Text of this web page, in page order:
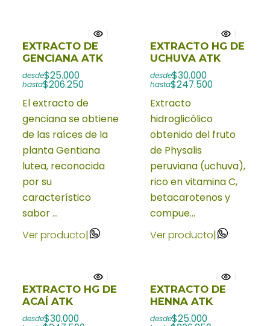
EXTRACTO DE
GENCIANA ATK
desde$25.000
hasta$206.250
El extracto de
genciana se obtiene
de las raíces de la
planta Gentiana
lutea, reconocida
por su
característico
sabor ...
Ver producto|
EXTRACTO HG DE
UCHUVA ATK
desde$30.000
hasta$247.500
Extracto
hidroglicólico
obtenido del fruto
de Physalis
peruviana (uchuva),
rico en vitamina C,
betacarotenos y
compue...
Ver producto|
EXTRACTO HG DE
ACAÍ ATK
desde$30.000
EXTRACTO DE
HENNA ATK
desde$25.000